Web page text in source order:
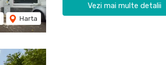
Harta
Vezi mai multe detalii